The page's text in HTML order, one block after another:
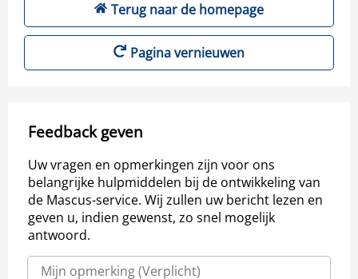
Terug naar de homepage
Pagina vernieuwen
Feedback geven
Uw vragen en opmerkingen zijn voor ons
belangrijke hulpmiddelen bij de ontwikkeling van
de Mascus-service. Wij zullen uw bericht lezen en
geven u, indien gewenst, zo snel mogelijk
antwoord.